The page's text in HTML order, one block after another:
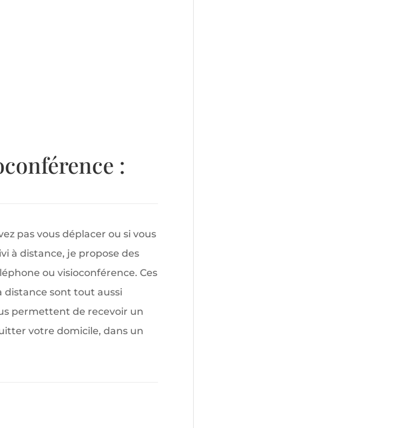
:
pas vous déplacer ou si vous
à distance, je propose des
ou visioconférence. Ces
distance sont tout aussi
permettent de recevoir un
votre domicile, dans un